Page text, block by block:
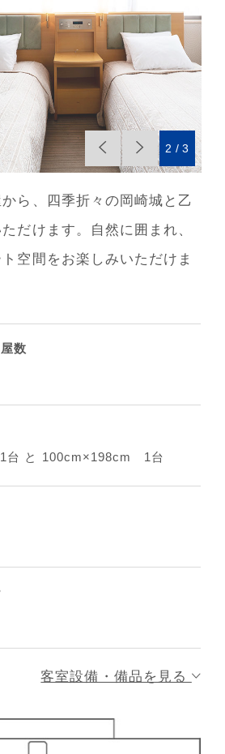
2 3
ら、四季折々の岡崎城と乙
だけます。
自然に囲まれ、
空間をお楽しみいただけま
数
台 と 100cm×198cm 1台
客室設備・備品を見る